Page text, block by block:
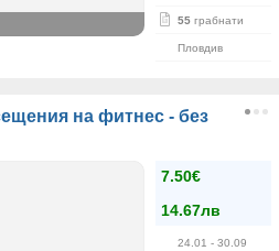
55 грабнати
Пловдив
на фитнес - без
7.50€
14.67лв
24.01 - 30.09